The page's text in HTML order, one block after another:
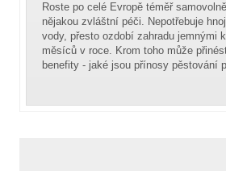
Roste po celé Evropě téměř
nějakou zvláštní péči. Nepotřebuje
vody, přesto ozdobí zahradu jemnými
měsíců v roce. Krom toho může
benefity - jaké jsou přínosy pěstování